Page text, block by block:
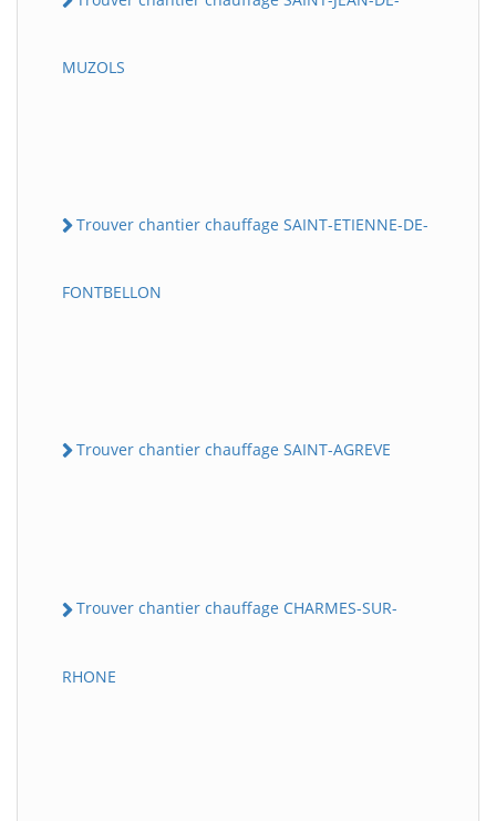
MUZOLS
Trouver chantier chauffage SAINT-ETIENNE-DE-
FONTBELLON
Trouver chantier chauffage SAINT-AGREVE
Trouver chantier chauffage CHARMES-SUR-
RHONE